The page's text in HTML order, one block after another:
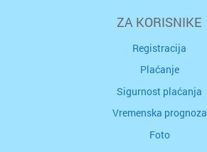
ZA KORISNIKE
Registracija
Plaćanje
Sigurnost plaćanja
Vremenska prognoza
Foto